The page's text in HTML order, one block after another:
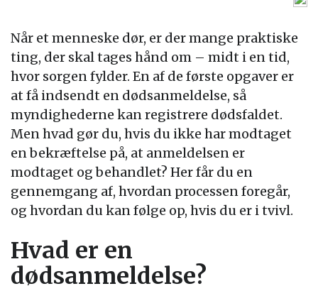
Når et menneske dør, er der mange praktiske
ting, der skal tages hånd om – midt i en tid,
hvor sorgen fylder. En af de første opgaver er
at få indsendt en dødsanmeldelse, så
myndighederne kan registrere dødsfaldet.
Men hvad gør du, hvis du ikke har modtaget
en bekræftelse på, at anmeldelsen er
modtaget og behandlet? Her får du en
gennemgang af, hvordan processen foregår,
og hvordan du kan følge op, hvis du er i tvivl.
Hvad er en
dødsanmeldelse?